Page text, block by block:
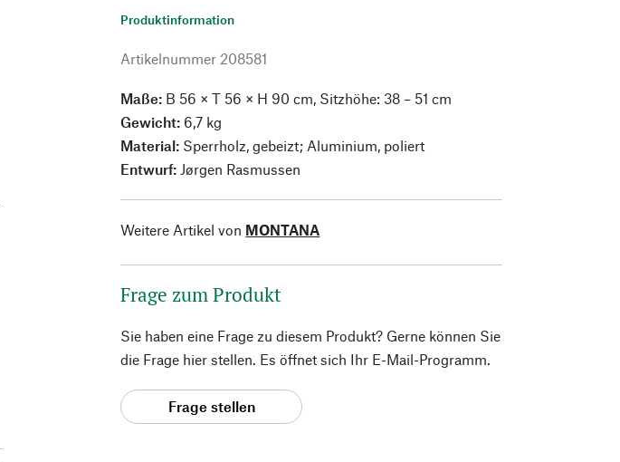
Produktinformation
Artikelnummer 208581
Maße: B 56 × T 56 × H 90 cm, Sitzhöhe: 38 – 51 cm
Gewicht: 6,7 kg
Material: Sperrholz, gebeizt; Aluminium, poliert
Entwurf: Jørgen Rasmussen
Weitere Artikel von MONTANA
Frage zum Produkt
Sie haben eine Frage zu diesem Produkt? Gerne können Sie
die Frage hier stellen. Es öffnet sich Ihr E-Mail-Programm.
Frage stellen